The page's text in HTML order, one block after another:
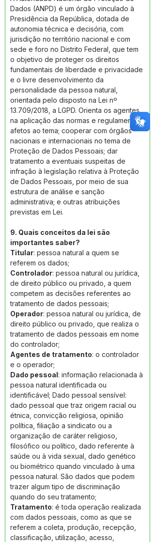
Dados (ANPD) é um órgão vinculado à
Presidência da República, dotada de
autonomia técnica e decisória, com
jurisdição no território nacional e com
sede e foro no Distrito Federal, que tem
o objetivo de proteger os direitos
fundamentais de liberdade e privacidade
e o livre desenvolvimento da
personalidade da pessoa natural,
orientada pelo disposto na Lei nº
13.709/2018, a LGPD. Orienta os agentes
na aplicação das normas e regulamentos
afetos ao tema; cooperar com órgãos
nacionais e internacionais no tema de
Proteção de Dados Pessoais; dar
tratamento a eventuais suspeitas de
infração à legislação relativa à Proteção
de Dados Pessoais, por meio de sua
estrutura de análise e sanção
administrativa; e outras atribuições
previstas em Lei.
9. Quais conceitos da lei são
importantes saber?
Titular: pessoa natural a quem se
referem os dados;
Controlador: pessoa natural ou jurídica,
de direito público ou privado, a quem
competem as decisões referentes ao
tratamento de dados pessoais;
Operador: pessoa natural ou jurídica, de
direito público ou privado, que realiza o
tratamento de dados pessoais em nome
do controlador;
Agentes de tratamento: o controlador
e o operador;
Dado pessoal: informação relacionada à
pessoa natural identificada ou
identificável; Dado pessoal sensível:
dado pessoal que traz origem racial ou
étnica, convicção religiosa, opinião
política, filiação a sindicato ou a
organização de caráter religioso,
filosófico ou político, dado referente à
saúde ou à vida sexual, dado genético
ou biométrico quando vinculado à uma
pessoa natural. São dados que podem
trazer algum tipo de discriminação
quando do seu tratamento;
Tratamento: é toda operação realizada
com dados pessoais, como as que se
referem a coleta, produção, recepção,
classificação, utilização, acesso,